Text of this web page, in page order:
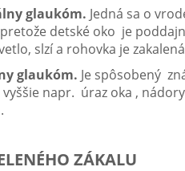
glaukóm. Jedná sa o
detské oko je
slzí a rohovka je
glaukóm. Je spôsobený
napr. úraz oka ,
ZÁKALU